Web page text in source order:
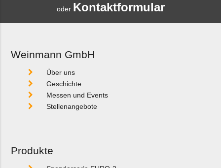
oder Kontaktformular
Weinmann GmbH
Über uns
Geschichte
Messen und Events
Stellenangebote
Produkte